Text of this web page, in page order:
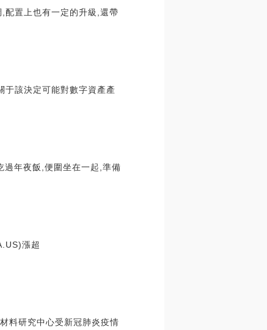
置上也有一定的升級,還帶
該決定可能對數字資產產
年夜飯,便圍坐在一起,準備
漲超
料研究中心受新冠肺炎疫情